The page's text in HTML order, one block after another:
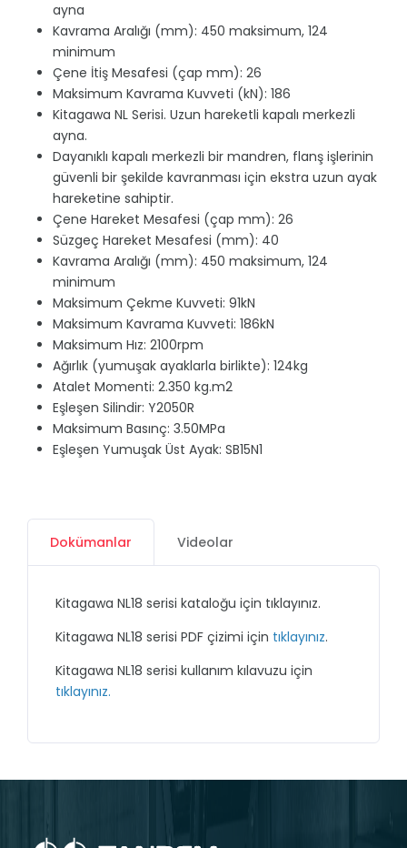
ayna
Kavrama Aralığı (mm): 450 maksimum, 124
minimum
Çene İtiş Mesafesi (çap mm): 26
Maksimum Kavrama Kuvveti (kN): 186
Kitagawa NL Serisi. Uzun hareketli kapalı merkezli
ayna.
Dayanıklı kapalı merkezli bir mandren, flanş işlerinin
güvenli bir şekilde kavranması için ekstra uzun ayak
hareketine sahiptir.
Çene Hareket Mesafesi (çap mm): 26
Süzgeç Hareket Mesafesi (mm): 40
Kavrama Aralığı (mm): 450 maksimum, 124
minimum
Maksimum Çekme Kuvveti: 91kN
Maksimum Kavrama Kuvveti: 186kN
Maksimum Hız: 2100rpm
Ağırlık (yumuşak ayaklarla birlikte): 124kg
Atalet Momenti: 2.350 kg.m2
Eşleşen Silindir: Y2050R
Maksimum Basınç: 3.50MPa
Eşleşen Yumuşak Üst Ayak: SB15N1
Dokümanlar Videolar
Kitagawa NL18 serisi kataloğu için tıklayınız.
Kitagawa NL18 serisi PDF çizimi için tıklayınız.
Kitagawa NL18 serisi kullanım kılavuzu için
tıklayınız.